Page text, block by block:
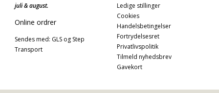
juli & august.
Online ordrer
Sendes med: GLS og Step
Transport
Ledige stillinger
Cookies
Handelsbetingelser
Fortrydelsesret
Privatlivspolitik
Tilmeld nyhedsbrev
Gavekort